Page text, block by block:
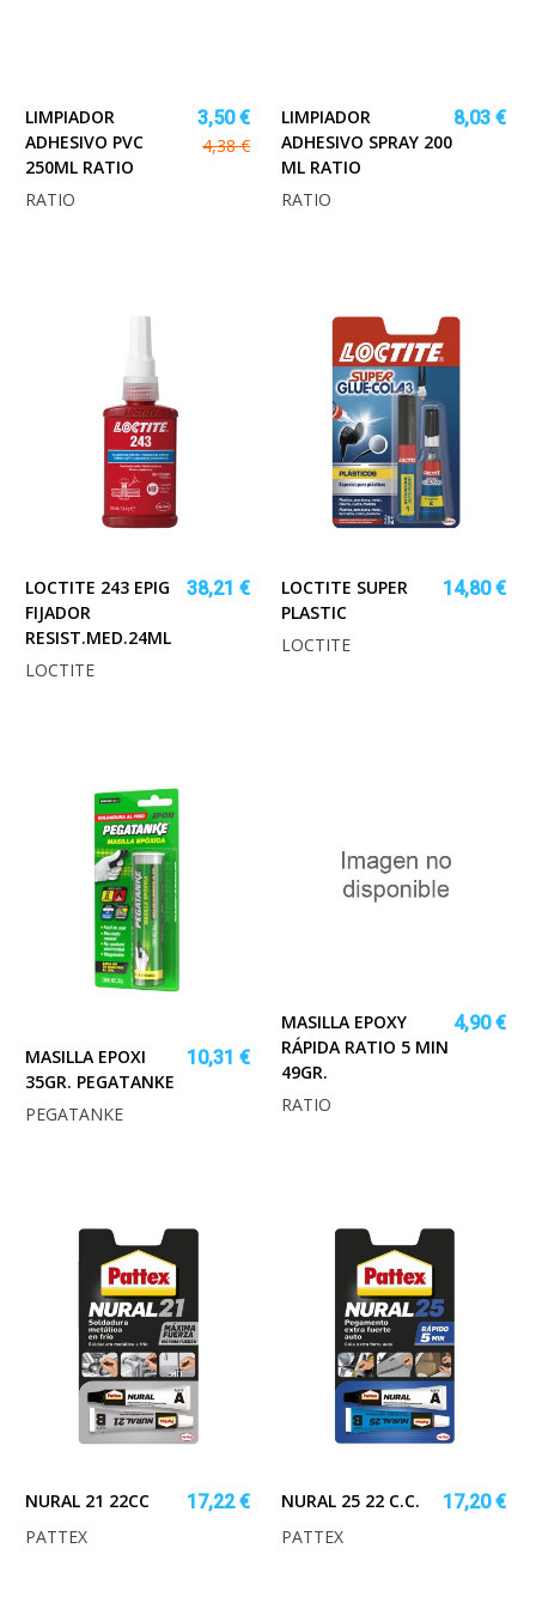
LIMPIADOR
ADHESIVO PVC
250ML RATIO
3,50 €
4,38 €
RATIO
LIMPIADOR
ADHESIVO SPRAY 200
ML RATIO
8,03 €
RATIO
LOCTITE 243 EPIG
FIJADOR
RESIST.MED.24ML
38,21 €
LOCTITE
LOCTITE SUPER
PLASTIC
14,80 €
LOCTITE
MASILLA EPOXI
35GR. PEGATANKE
10,31 €
PEGATANKE
MASILLA EPOXY
RÁPIDA RATIO 5 MIN
49GR.
4,90 €
RATIO
NURAL 21 22CC
17,22 €
PATTEX
NURAL 25 22 C.C.
17,20 €
PATTEX